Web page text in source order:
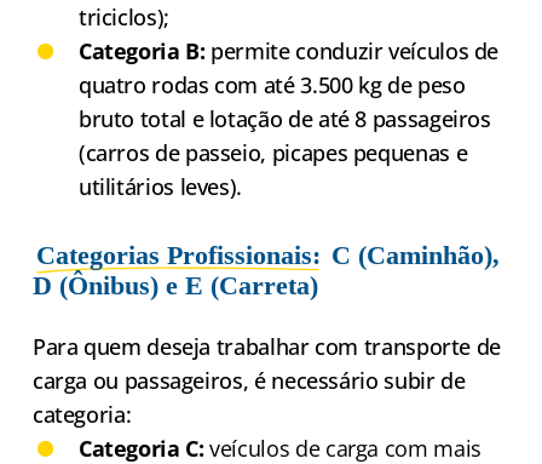
triciclos);
Categoria B: permite conduzir veículos de
quatro rodas com até 3.500 kg de peso
bruto total e lotação de até 8 passageiros
(carros de passeio, picapes pequenas e
utilitários leves).
Categorias Profissionais: C (Caminhão),
D (Ônibus) e E (Carreta)
Para quem deseja trabalhar com transporte de
carga ou passageiros, é necessário subir de
categoria:
Categoria C: veículos de carga com mais